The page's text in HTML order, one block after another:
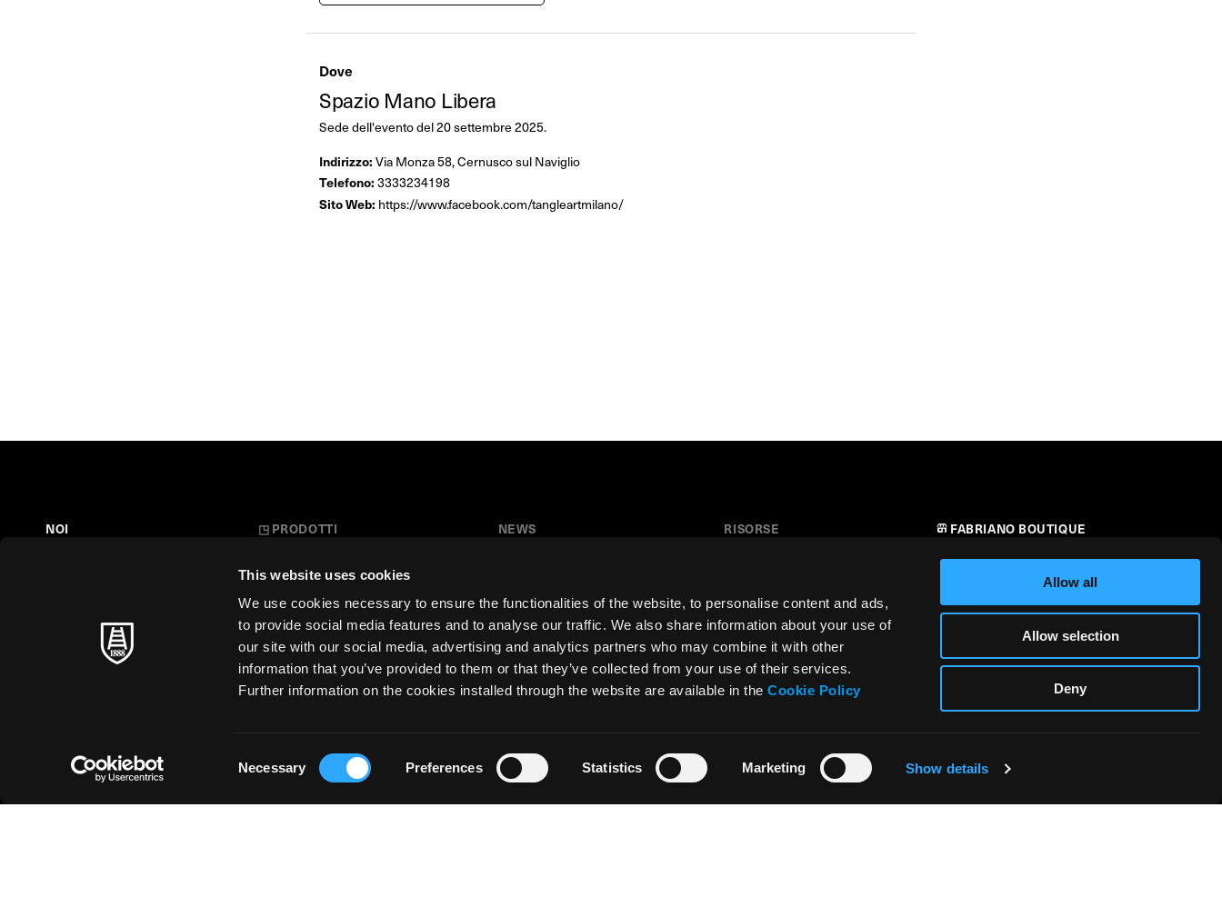
This website uses cookies
We use cookies necessary to ensure the functionalities of the website, to personalise content and ads,
to provide social media features and to analyse our traffic. We also share information about your use of
our site with our social media, advertising and analytics partners who may combine it with other
information that you’ve provided to them or that they’ve collected from your use of their services.
Further information on the cookies installed through the website are available in theCookie Policy
Necessary Preferences Statistics Marketing Show details
Allow all
Allow selection
Deny
Dove
Spazio Mano Libera
Sede dell'evento del 20 settembre 2025.
Indirizzo: Via Monza 58, Cernusco sul Naviglio
Telefono: 3333234198
Sito Web: https://www.facebook.com/tangleartmilano/
NOI
MAESTRI SENZA TEMPO
◳ PRODOTTI
Carte Creative
Cartoleria
Stampa d'Arte
NEWS
Collaborazioni
Festival del Disegno
Residenza d’artista
RISORSE
Download
Area insegnanti
FABRIANO BOUTIQUE
RIVENDITORI
SICUREZZA DEI PRODOTTI –